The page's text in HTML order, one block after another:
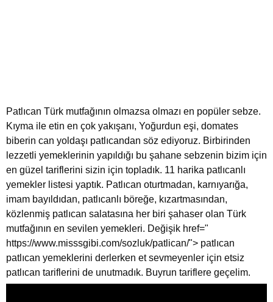
Patlıcan Türk mutfağının olmazsa olmazı en popüler sebze.
Kıyma ile etin en çok yakışanı, Yoğurdun eşi, domates
biberin can yoldaşı patlıcandan söz ediyoruz. Birbirinden
lezzetli yemeklerinin yapıldığı bu şahane sebzenin bizim için
en güzel tariflerini sizin için topladık. 11 harika patlıcanlı
yemekler listesi yaptık. Patlıcan oturtmadan, karnıyarığa,
imam bayıldıdan, patlıcanlı böreğe, kızartmasından,
közlenmiş patlıcan salatasına her biri şahaser olan Türk
mutfağının en sevilen yemekleri. Değişik href="
https://www.misssgibi.com/sozluk/patlican/"> patlıcan
patlıcan yemeklerini derlerken et sevmeyenler için etsiz
patlıcan tariflerini de unutmadık. Buyrun tariflere geçelim.